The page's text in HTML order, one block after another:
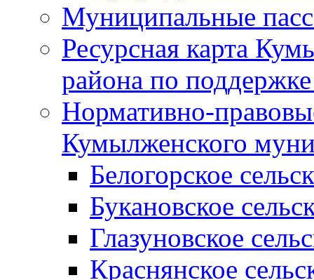
Муниципальные
Ресурсная карта
района по
Нормативно-
Кумылженского
Белогорское
Букановское
Глазуновское
Краснянское